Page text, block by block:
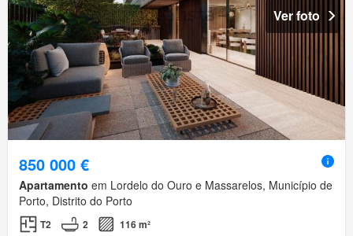
Ver foto
850 000 €
Apartamento em Lordelo do Ouro e Massarelos, Município de
Porto, Distrito do Porto
T2 2 116 m²